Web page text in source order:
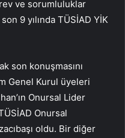
ve sorumluluklar
9 yılında TÜSİAD YİK
son konuşmasını
Genel Kurul üyeleri
Onursal Lider
Onursal
oldu. Bir diğer